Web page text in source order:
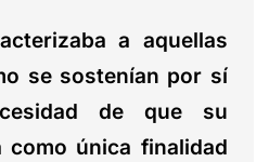
a aquellas
se sostenían por sí
de que su
como única finalidad